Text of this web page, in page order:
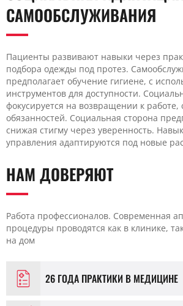
САМООБСЛУЖИВАНИЯ
Пациенты развивают навыки через
подбора одежды под протез.
предполагает обучение гигиене, с
инструментов для доступности.
фокусируется на возвращении к работе,
обязанностей. Социальная сторона
снижая стигму через уверенность.
управления адаптируются под новые
НАМ ДОВЕРЯЮТ
Работа профессионалов. Современная
процедуры проводятся как в клинике,
на дом
26 ГОДА ПРАКТИКИ В МЕДИЦИНЕ